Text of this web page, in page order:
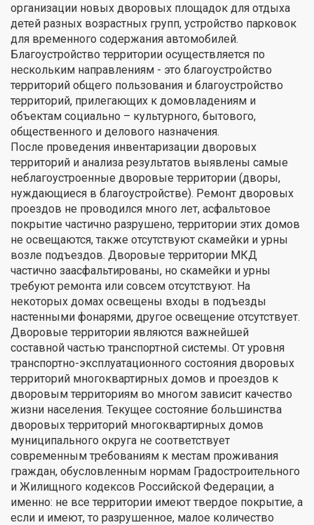
организации новых дворовых площадок для отдыха
детей разных возрастных групп, устройство парковок
для временного содержания автомобилей.
Благоустройство территории осуществляется по
нескольким направлениям - это благоустройство
территорий общего пользования и благоустройство
территорий, прилегающих к домовладениям и
объектам социально – культурного, бытового,
общественного и делового назначения.
После проведения инвентаризации дворовых
территорий и анализа результатов выявлены самые
неблагоустроенные дворовые территории (дворы,
нуждающиеся в благоустройстве). Ремонт дворовых
проездов не проводился много лет, асфальтовое
покрытие частично разрушено, территории этих домов
не освещаются, также отсутствуют скамейки и урны
возле подъездов. Дворовые территории МКД
частично заасфальтированы, но скамейки и урны
требуют ремонта или совсем отсутствуют. На
некоторых домах освещены входы в подъезды
настенными фонарями, другое освещение отсутствует.
Дворовые территории являются важнейшей
составной частью транспортной системы. От уровня
транспортно-эксплуатационного состояния дворовых
территорий многоквартирных домов и проездов к
дворовым территориям во многом зависит качество
жизни населения. Текущее состояние большинства
дворовых территорий многоквартирных домов
муниципального округа не соответствует
современным требованиям к местам проживания
граждан, обусловленным нормам Градостроительного
и Жилищного кодексов Российской Федерации, а
именно: не все территории имеют твердое покрытие, а
если и имеют, то разрушенное, малое количество